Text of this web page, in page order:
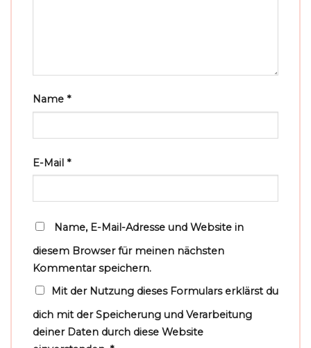
Name *
E-Mail *
Name, E-Mail-Adresse und Website in
diesem Browser für meinen nächsten
Kommentar speichern.
Mit der Nutzung dieses Formulars erklärst du
dich mit der Speicherung und Verarbeitung
deiner Daten durch diese Website